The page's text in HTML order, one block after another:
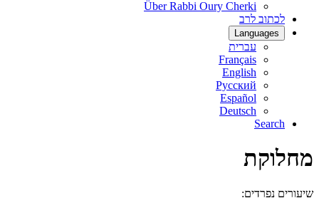
Über Rabbi Oury Cherki
לכתוב לרב
Languages
עברית
Français
English
Русский
Español
Deutsch
Search
מחלוקת
שיעורים נפרדים: